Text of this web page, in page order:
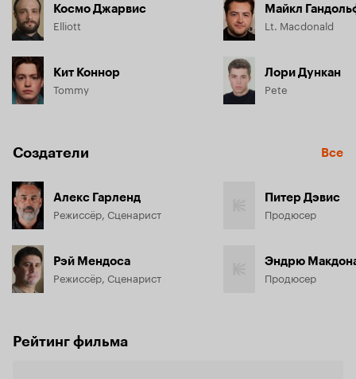
Космо Джарвис
Elliott
Кит Коннор
Tommy
Майкл
Lt. Macdonald
Лори Дункан
Pete
Создатели Все
Алекс Гарленд
Режиссёр, Сценарист
Рэй Мендоса
Режиссёр, Сценарист
Питер Дэвис
Продюсер
Эндрю
Продюсер
Рейтинг фильма